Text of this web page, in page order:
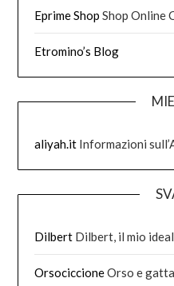
Eprime Shop Shop Online
Etromino’s Blog
aliyah.it Informazioni
Dilbert Dilbert, il mio
OrsociccioneOrso e